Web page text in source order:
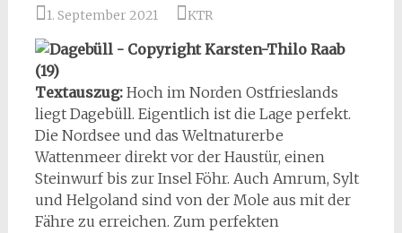
1. September 2021 KTR
Textauszug: Hoch im Norden Ostfrieslands
liegt Dagebüll. Eigentlich ist die Lage perfekt.
Die Nordsee und das Weltnaturerbe
Wattenmeer direkt vor der Haustür, einen
Steinwurf bis zur Insel Föhr. Auch Amrum, Sylt
und Helgoland sind von der Mole aus mit der
Fähre zu erreichen. Zum perfekten